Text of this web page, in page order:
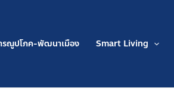
รณูปโภค-พัฒนาเมือง Smart Living